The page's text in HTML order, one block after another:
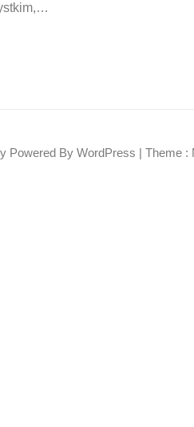
Powered By WordPress | Theme :